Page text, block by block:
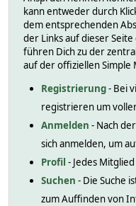
kann entweder durch
dem entsprechenden
der Links auf dieser
führen Dich zu der
auf der offiziellen Simple
Registrierung- Bei
registrieren um
Anmelden - Nach
sich anmelden, um
Profil - Jedes
Suchen - Die Suche
zum Auffinden von